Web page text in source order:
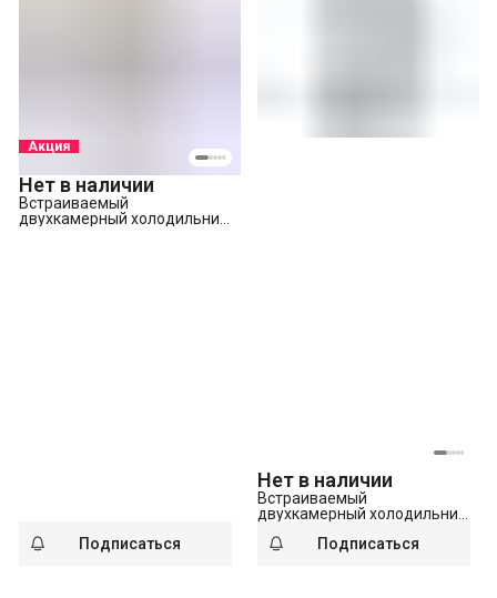
Акция
Нет в наличии
Встраиваемый
двухкамерный холодильник
Подписаться
Нет в наличии
Встраиваемый
двухкамерный холодильник
Подписаться